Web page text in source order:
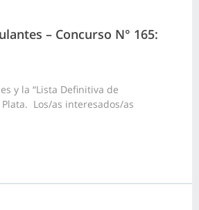
– Concurso N° 165:
y la “Lista Definitiva de
Los/as interesados/as